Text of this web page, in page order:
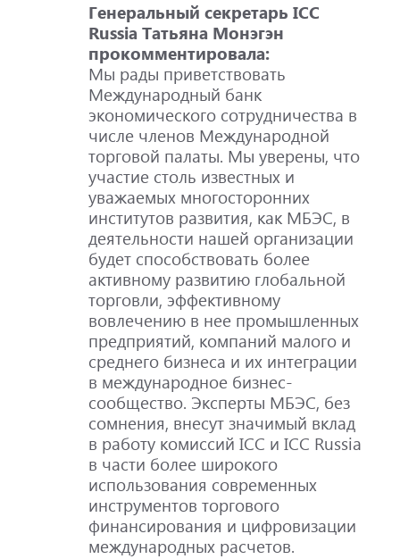
Генеральный секретарь ICC
Russia Татьяна Монэгэн
прокомментировала:
Мы рады приветствовать
Международный банк
экономического сотрудничества в
числе членов Международной
торговой палаты. Мы уверены, что
участие столь известных и
уважаемых многосторонних
институтов развития, как МБЭС, в
деятельности нашей организации
будет способствовать более
активному развитию глобальной
торговли, эффективному
вовлечению в нее промышленных
предприятий, компаний малого и
среднего бизнеса и их интеграции
в международное бизнес-
сообщество. Эксперты МБЭС, без
сомнения, внесут значимый вклад
в работу комиссий ICC и ICC Russia
в части более широкого
использования современных
инструментов торгового
финансирования и цифровизации
международных расчетов.